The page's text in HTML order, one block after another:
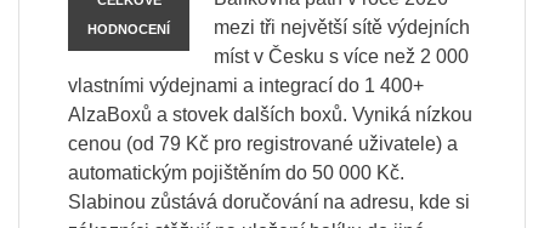
HODNOCENÍ
mezi tři největší sítě výdejních
míst v Česku s více než 2 000
vlastními výdejnami a integrací do 1 400+
AlzaBoxů a stovek dalších boxů. Vyniká nízkou
cenou (od 79 Kč pro registrované uživatele) a
automatickým pojištěním do 50 000 Kč.
Slabinou zůstává doručování na adresu, kde si